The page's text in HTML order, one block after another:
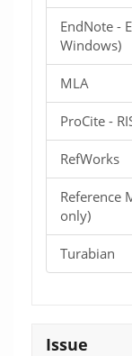
EndNote -
Windows)
MLA
ProCite -
RefWorks
Reference
only)
Turabian
Issue